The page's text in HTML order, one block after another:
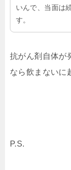
いんで、当面は
す。
抗がん剤自体が
なら飲まないに
P.S.